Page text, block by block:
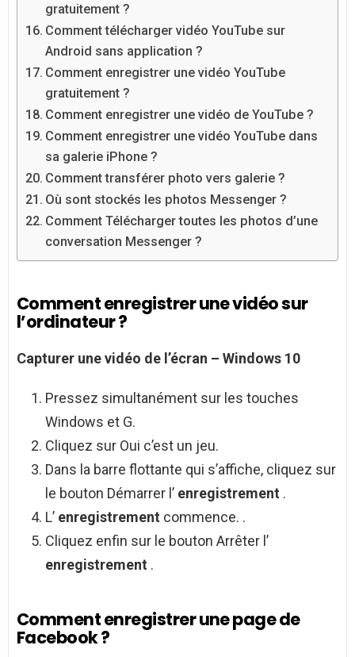
gratuitement ?
Comment télécharger vidéo YouTube sur
Android sans application ?
Comment enregistrer une vidéo YouTube
gratuitement ?
Comment enregistrer une vidéo de YouTube ?
Comment enregistrer une vidéo YouTube dans
sa galerie iPhone ?
Comment transférer photo vers galerie ?
Où sont stockés les photos Messenger ?
Comment Télécharger toutes les photos d’une
conversation Messenger ?
Comment enregistrer une vidéo sur
l’ordinateur ?
Capturer unevidéo de l’écran – Windows 10
Pressez simultanément sur les touches
Windows et G.
Cliquez sur Oui c’est un jeu.
Dans la barre flottante qui s’affiche, cliquez sur
le bouton Démarrer l’ enregistrement .
L’ enregistrement commence. .
Cliquez enfin sur le bouton Arrêter l’
enregistrement .
Comment enregistrer une page de
Facebook ?